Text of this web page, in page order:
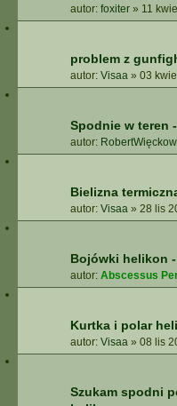
autor: foxiter » 11
problem z
autor: Visaa » 03
Spodnie w teren
autor:
Bielizna
autor: Visaa » 28 lis
Bojówki helikon
autor: Abscessus
Kurtka i polar
autor: Visaa » 08 lis
Szukam spodni